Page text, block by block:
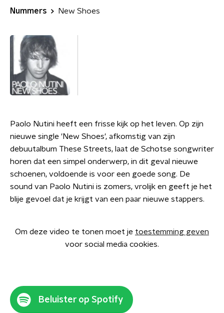
Nummers New Shoes
Paolo Nutini heeft een frisse kijk op het leven. Op zijn
nieuwe single 'New Shoes', afkomstig van zijn
debuutalbum These Streets, laat de Schotse songwriter
horen dat een simpel onderwerp, in dit geval nieuwe
schoenen, voldoende is voor een goede song. De
sound van Paolo Nutini is zomers, vrolijk en geeft je het
blije gevoel dat je krijgt van een paar nieuwe stappers.
Om deze video te tonen moet je toestemming geven
voor social media cookies.
Beluister op Spotify